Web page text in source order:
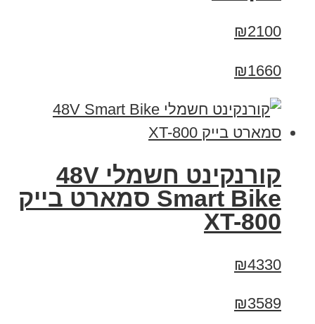
₪2100
₪1660
קורנקינט חשמלי 48V
Smart Bike סמארט בייק
XT-800
₪4330
₪3589